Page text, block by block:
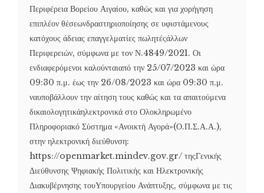
Περιφέρεια Βορείου Αιγαίου, καθώς και για χορήγηση
επιπλέον θέσεωνδραστηριοποίησης σε υφιστάμενους
κατόχους άδειας επαγγελματίες πωλητέςάλλων
Περιφερειών, σύμφωνα με τον Ν.4849/2021. Οι
ενδιαφερόμενοι καλούνταιαπό την 25/07/2023 και ώρα
09:30 π.μ. έως την 26/08/2023 και ώρα 09:30 π.μ.
ναυποβάλλουν την αίτηση τους καθώς και τα απαιτούμενα
δικαιολογητικάηλεκτρονικά στο Ολοκληρωμένο
Πληροφοριακό Σύστημα «Ανοικτή Αγορά»(Ο.Π.Σ.Α.Α.),
στην ηλεκτρονική διεύθυνση:
https://openmarket.mindev.gov.gr/ τηςΓενικής
Διεύθυνσης Ψηφιακής Πολιτικής και Ηλεκτρονικής
Διακυβέρνησης τουΥπουργείου Ανάπτυξης, σύμφωνα με τις